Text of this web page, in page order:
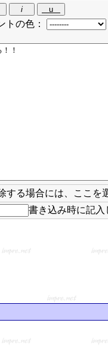
トの色：
する場合には、ここを
書き込み時に記入